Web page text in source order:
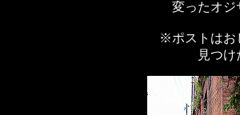
変ったオ
※ポストはお
見つ